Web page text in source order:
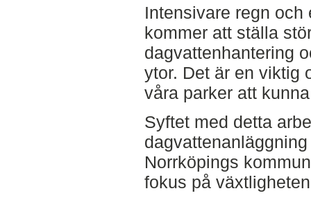
Intensivare regn
kommer att ställa
dagvattenhantering
ytor. Det är en viktig
våra parker att
Syftet med detta
Norrköpings
fokus på